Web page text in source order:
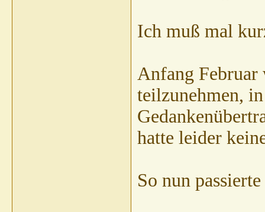
Ich muß mal
Anfang Februar
teilzunehmen,
hatte leider
So nun